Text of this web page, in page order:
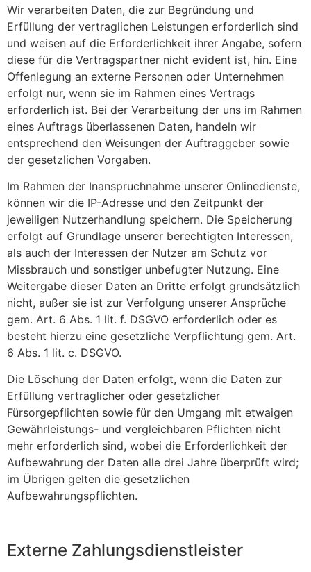
Wir verarbeiten Daten, die zur Begründung und
Erfüllung der vertraglichen Leistungen erforderlich sind
und weisen auf die Erforderlichkeit ihrer Angabe, sofern
diese für die Vertragspartner nicht evident ist, hin. Eine
Offenlegung an externe Personen oder Unternehmen
erfolgt nur, wenn sie im Rahmen eines Vertrags
erforderlich ist. Bei der Verarbeitung der uns im Rahmen
eines Auftrags überlassenen Daten, handeln wir
entsprechend den Weisungen der Auftraggeber sowie
der gesetzlichen Vorgaben.
Im Rahmen der Inanspruchnahme unserer Onlinedienste,
können wir die IP-Adresse und den Zeitpunkt der
jeweiligen Nutzerhandlung speichern. Die Speicherung
erfolgt auf Grundlage unserer berechtigten Interessen,
als auch der Interessen der Nutzer am Schutz vor
Missbrauch und sonstiger unbefugter Nutzung. Eine
Weitergabe dieser Daten an Dritte erfolgt grundsätzlich
nicht, außer sie ist zur Verfolgung unserer Ansprüche
gem. Art. 6 Abs. 1 lit. f. DSGVO erforderlich oder es
besteht hierzu eine gesetzliche Verpflichtung gem. Art.
6 Abs. 1 lit. c. DSGVO.
Die Löschung der Daten erfolgt, wenn die Daten zur
Erfüllung vertraglicher oder gesetzlicher
Fürsorgepflichten sowie für den Umgang mit etwaigen
Gewährleistungs- und vergleichbaren Pflichten nicht
mehr erforderlich sind, wobei die Erforderlichkeit der
Aufbewahrung der Daten alle drei Jahre überprüft wird;
im Übrigen gelten die gesetzlichen
Aufbewahrungspflichten.
Externe Zahlungsdienstleister